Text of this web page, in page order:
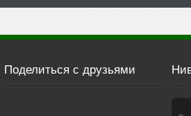
Поделиться с друзьями